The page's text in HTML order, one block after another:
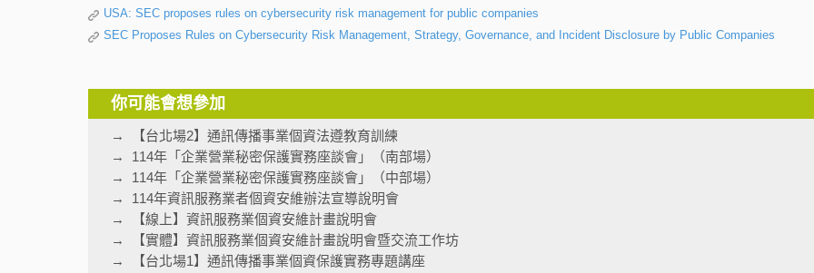
USA: SEC proposes rules on cybersecurity risk management for public companies
SEC Proposes Rules on Cybersecurity Risk Management, Strategy, Governance, and Incident Disclosure by Public Companies
你可能會想參加
【台北場2】通訊傳播事業個資法遵教育訓練
114年「企業營業秘密保護實務座談會」（南部場）
114年「企業營業秘密保護實務座談會」（中部場）
114年資訊服務業者個資安維辦法宣導說明會
【線上】資訊服務業個資安維計畫說明會
【實體】資訊服務業個資安維計畫說明會暨交流工作坊
【台北場1】通訊傳播事業個資保護實務專題講座